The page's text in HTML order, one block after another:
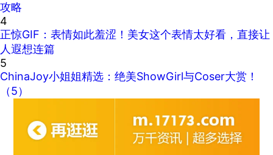
攻略
4
正惊GIF：表情如此羞涩！美女这个表情太好看，直接让
人遐想连篇
5
ChinaJoy小姐姐精选：绝美ShowGirl与Coser大赏！
（5）